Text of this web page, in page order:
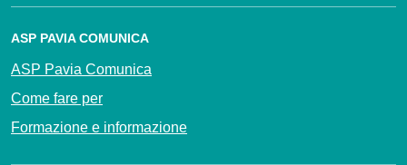
ASP PAVIA COMUNICA
ASP Pavia Comunica
Come fare per
Formazione e informazione